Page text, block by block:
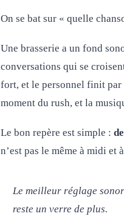
On se bat sur « quelle
Une brasserie a un fond
conversations qui se
fort, et le personnel finit par
moment du rush, et la
Le bon repère est simple :
n’est pas le même à midi
Le meilleur réglage
reste un verre de plus.